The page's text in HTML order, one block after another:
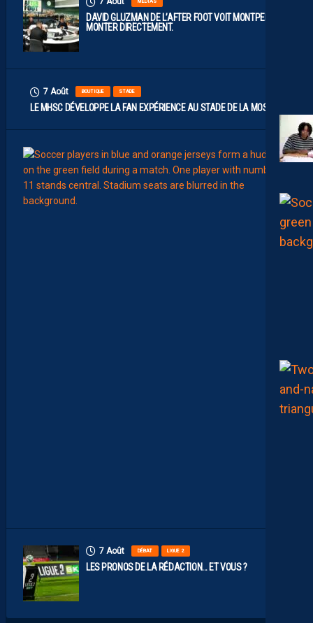
MÉDIAS
DAVID GLUZMAN DE L’AFTER FOOT VOIT MONTPELLIER
MONTER DIRECTEMENT.
7 Août BOUTIQUE STADE
LE MHSC DÉVELOPPE LA FAN EXPÉRIENCE AU STADE DE LA MOSSON
7
Août
E
N
U
D
N
S
7 Août DÉBAT LIGUE 2
LES PRONOS DE LA RÉDACTION… ET VOUS ?